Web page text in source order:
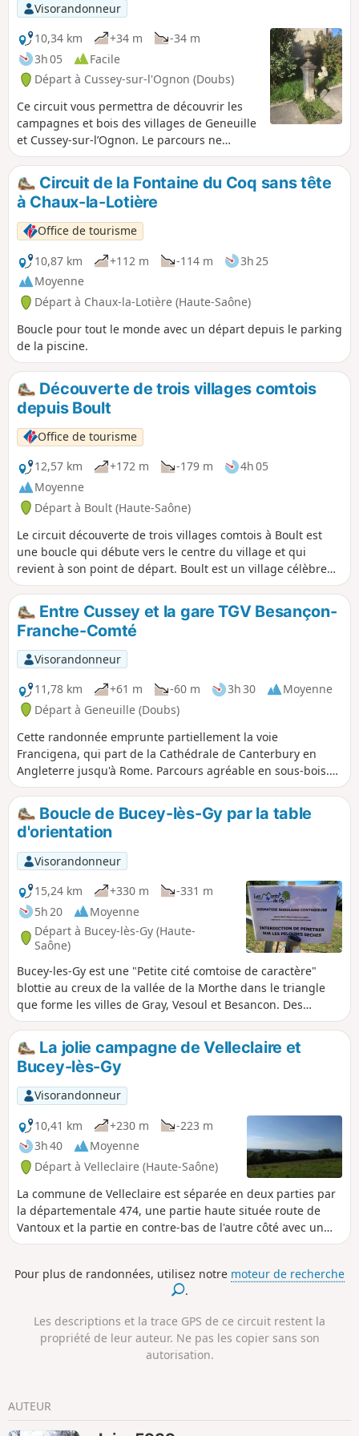
Visorandonneur
10,34 km
+34 m
-34 m
3h 05
Facile
Départ à Cussey-sur-l'Ognon (Doubs)
Ce circuit vous permettra de découvrir les
campagnes et bois des villages de Geneuille
et Cussey-sur-l’Ognon. Le parcours ne
présente aucune difficulté et emprunte des
sentiers ou routes forestières bien marqués.
Circuit de la Fontaine du Coq sans tête
à Chaux-la-Lotière
Office de tourisme
10,87 km
+112 m -114 m
3h 25
Moyenne
Départ à Chaux-la-Lotière (Haute-Saône)
Boucle pour tout le monde avec un départ depuis le parking
de la piscine.
Découverte de trois villages comtois
depuis Boult
Office de tourisme
12,57 km
+172 m -179 m
4h 05
Moyenne
Départ à Boult (Haute-Saône)
Le circuit découverte de trois villages comtois à Boult est
une boucle qui débute vers le centre du village et qui
revient à son point de départ. Boult est un village célèbre
pour sa tradition de la terre cuite.
Entre Cussey et la gare TGV Besançon-
Franche-Comté
Visorandonneur
11,78 km
+61 m -60 m 3h 30
Moyenne
Départ à Geneuille (Doubs)
Cette randonnée emprunte partiellement la voie
Francigena, qui part de la Cathédrale de Canterbury en
Angleterre jusqu'à Rome. Parcours agréable en sous-bois.
La traversée de Cussey se fait par contre en plein soleil.
Boucle de Bucey-lès-Gy par la table
d'orientation
Visorandonneur
15,24 km
+330 m
-331 m
5h 20
Moyenne
Départ à Bucey-lès-Gy (Haute-
Saône)
Bucey-les-Gy est une "Petite cité comtoise de caractère"
blottie au creux de la vallée de la Morthe dans le triangle
que forme les villes de Gray, Vesoul et Besancon. Des
sépultures antiques et mérovingiennes prouvent une
présence territoriale très ancienne à Bucey-les-Gy. Jusqu'en
1091, le village appartenait aux comtes de Bourgogne,
avant d'être cédé aux archevêques de Besançon. Le hameau
de Saint-Maurice, que vous traverserez lors de la balade, a
été en grande partie détruit en 1944, par représailles suite
à des actes de résistance.
La jolie campagne de Velleclaire et
Bucey-lès-Gy
Visorandonneur
10,41 km
+230 m
-223 m
3h 40
Moyenne
Départ à Velleclaire (Haute-Saône)
La commune de Velleclaire est séparée en deux parties par
la départementale 474, une partie haute située route de
Vantoux et la partie en contre-bas de l'autre côté avec un
petit massif boisé. C'est cette dernière partie que vous
charmante chapelle du 19ème siècle. L'habitat est
essentiellement composé de fermes agricoles dont
éléments d'architecture très intéressants.
Pour plus de randonnées, utilisez notre moteur de recherche
.
Les descriptions et la trace GPS de ce circuit restent la
propriété de leur auteur. Ne pas les copier sans son
autorisation.
AUTEUR